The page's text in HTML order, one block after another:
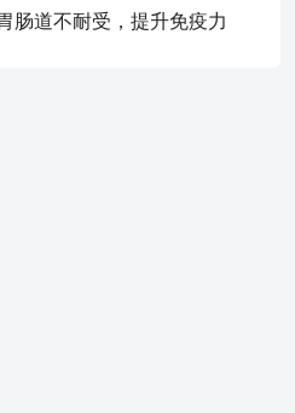
肠道不耐受，提升免疫力